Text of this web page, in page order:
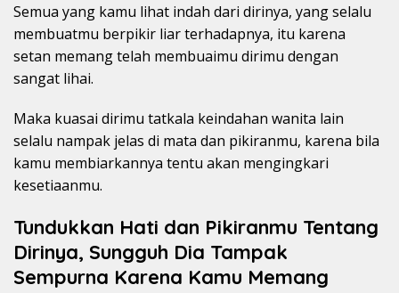
Semua yang kamu lihat indah dari dirinya, yang selalu
membuatmu berpikir liar terhadapnya, itu karena
setan memang telah membuaimu dirimu dengan
sangat lihai.
Maka kuasai dirimu tatkala keindahan wanita lain
selalu nampak jelas di mata dan pikiranmu, karena bila
kamu membiarkannya tentu akan mengingkari
kesetiaanmu.
Tundukkan Hati dan Pikiranmu Tentang
Dirinya, Sungguh Dia Tampak
Sempurna Karena Kamu Memang